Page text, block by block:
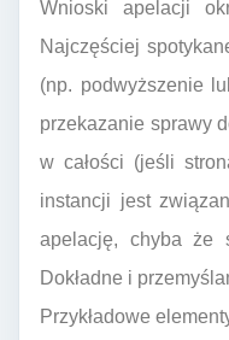
Wnioski apelacji
Najczęściej
(np. podwyższenie
przekazanie sprawy
w całości (jeśli
instancji jest
apelację, chyba że
Dokładne i
Przykładowe